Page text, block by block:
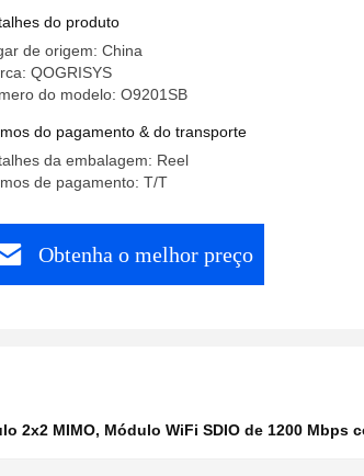
do produto
de origem: China
QOGRISYS
do modelo: O9201SB
do pagamento & do transporte
da embalagem: Reel
de pagamento: T/T
Obtenha o melhor preço
2x2 MIMO, Módulo WiFi SDIO de 1200 Mbps